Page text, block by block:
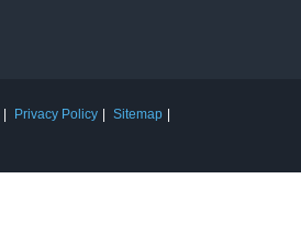
Privacy Policy
Sitemap